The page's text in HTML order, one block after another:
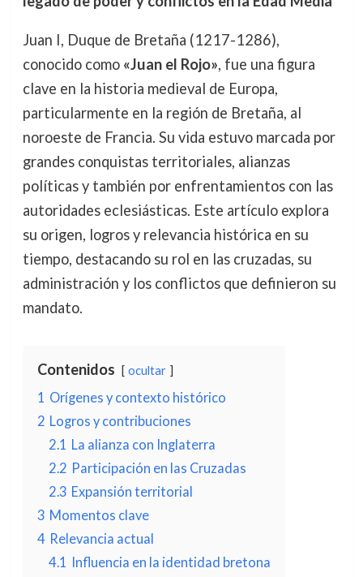
Juan I, Duque de Bretaña (1217-1286),
conocido como «Juan el Rojo», fue una figura
clave en la historia medieval de Europa,
particularmente en la región de Bretaña, al
noroeste de Francia. Su vida estuvo marcada por
grandes conquistas territoriales, alianzas
políticas y también por enfrentamientos con las
autoridades eclesiásticas. Este artículo explora
su origen, logros y relevancia histórica en su
tiempo, destacando su rol en las cruzadas, su
administración y los conflictos que definieron su
mandato.
Contenidos ocultar
1 Orígenes y contexto histórico
2 Logros y contribuciones
2.1 La alianza con Inglaterra
2.2 Participación en las Cruzadas
2.3 Expansión territorial
3 Momentos clave
4 Relevancia actual
4.1
Influencia en la identidad bretona